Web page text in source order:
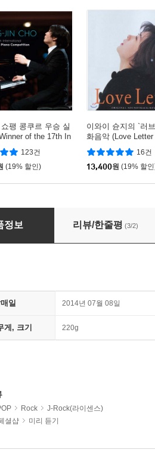
팽 콩쿠르 우승 실
of the 17th In
Fryderyk Chopin
123건
(19% 할인)
이와이 슌지의 `러
화음악 (Love
Remedios)
16건
13,400원 (19% 할
World (엑스 재팬 데뷔 25주년
정보 리뷰/한줄평 (3/2)
일 2014년 07월 08일
게, 크기 220g
Rock
J-Rock(라이센스)
셜샵 미리 듣기